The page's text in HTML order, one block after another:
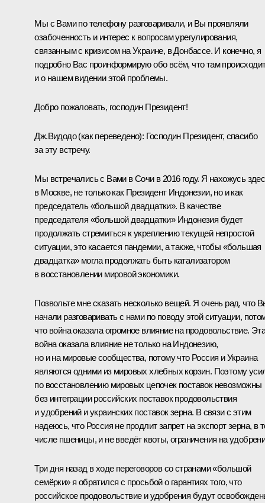
Мы с Вами по телефону разговаривали, и Вы проявляли
озабоченность и интерес к вопросам урегулирования,
связанным с кризисом на Украине, в Донбассе. И конечно, я
подробно Вас проинформирую обо всём, что там
и о нашем видении этой проблемы.
Добро пожаловать, господин Президент!
Дж.Видодо(как переведено): Господин Президент, спасибо
за эту встречу.
Мы встречались с Вами в Сочи в 2016 году. Я нахожусь
в Москве, не только как Президент Индонезии, но и как
председатель «большой двадцатки». В качестве
председателя «большой двадцатки» Индонезия будет
продолжать стремиться к укреплению текущей непростой
ситуации, это касается пандемии, а также, чтобы «большая
двадцатка» могла продолжать быть катализатором
в восстановлении мировой экономики.
Позвольте мне сказать несколько вещей. Я очень рад, что
начали разговаривать с нами по поводу этой ситуации,
что война оказала огромное влияние на продовольствие.
война оказала влияние не только на Индонезию,
но и на мировые сообщества, потому что Россия и Украина
являются одними из мировых хлебных корзин. Поэтому
по восстановлению мировых цепочек поставок невозможны
без интеграции российских поставок продовольствия
и удобрений и украинских поставок зерна. В связи с этим
надеюсь, что Россия не продлит запрет на экспорт зерна, в
числе пшеницы, и не введёт квоты, ограничения на
Три дня назад в ходе переговоров со странами «большой
семёрки» я обратился с просьбой о гарантиях того, что
российское продовольствие и удобрения будут